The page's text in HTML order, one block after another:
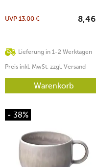
Lieferung in 1-2 Werktagen
UVP13,00 € 8,46
Preis inkl. MwSt. zzgl. Versand
Warenkorb
- 38%